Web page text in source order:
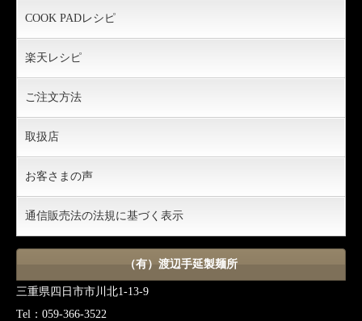
COOK PADレシピ
楽天レシピ
ご注文方法
取扱店
お客さまの声
通信販売法の法規に基づく表示
（有）渡辺手延製麺所
三重県四日市市川北1-13-9
Tel：059-366-3522